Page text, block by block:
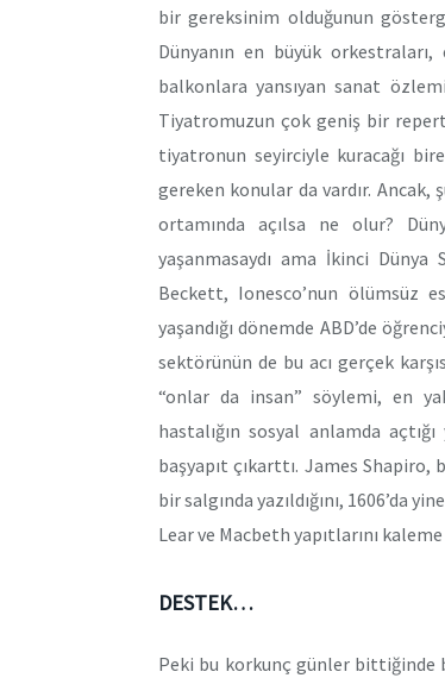
bir gereksinim olduğunun
Dünyanın en büyük
balkonlara yansıyan sanat
Tiyatromuzun çok geniş bir
tiyatronun seyirciyle kuracağı
gereken konular da vardır.
ortamında açılsa ne olur?
yaşanmasaydı ama İkinci Dünya
Beckett, Ionesco’nun ölümsüz
yaşandığı dönemde ABD’de
sektörünün de bu acı gerçek
“onlar da insan” söylemi, en
hastalığın sosyal anlamda
başyapıt çıkarttı. James Shapiro,
bir salgında yazıldığını, 1606’da
Lear ve Macbeth yapıtlarını kaleme
DESTEK…
Peki bu korkunç günler bittiğinde